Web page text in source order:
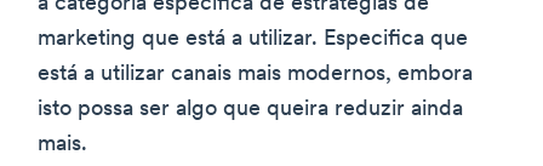
marketing que está a utilizar. Especifica que
está a utilizar canais mais modernos, embora
isto possa ser algo que queira reduzir ainda
mais.